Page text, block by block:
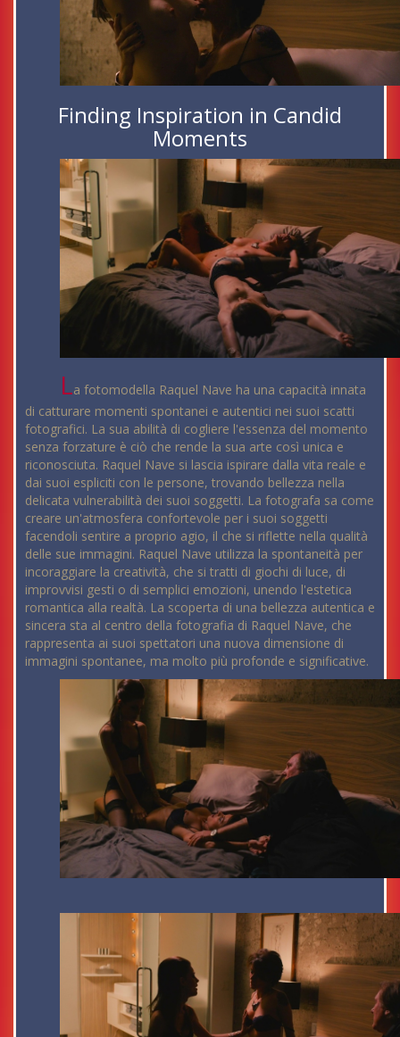
Finding Inspiration in Candid
Moments
La fotomodella Raquel Nave ha una capacità innata
di catturare momenti spontanei e autentici nei suoi scatti
fotografici. La sua abilità di cogliere l'essenza del momento
senza forzature è ciò che rende la sua arte così unica e
riconosciuta. Raquel Nave si lascia ispirare dalla vita reale e
dai suoi espliciti con le persone, trovando bellezza nella
delicata vulnerabilità dei suoi soggetti. La fotografa sa come
creare un'atmosfera confortevole per i suoi soggetti
facendoli sentire a proprio agio, il che si riflette nella qualità
delle sue immagini. Raquel Nave utilizza la spontaneità per
incoraggiare la creatività, che si tratti di giochi di luce, di
improvvisi gesti o di semplici emozioni, unendo l'estetica
romantica alla realtà. La scoperta di una bellezza autentica e
sincera sta al centro della fotografia di Raquel Nave, che
rappresenta ai suoi spettatori una nuova dimensione di
immagini spontanee, ma molto più profonde e significative.